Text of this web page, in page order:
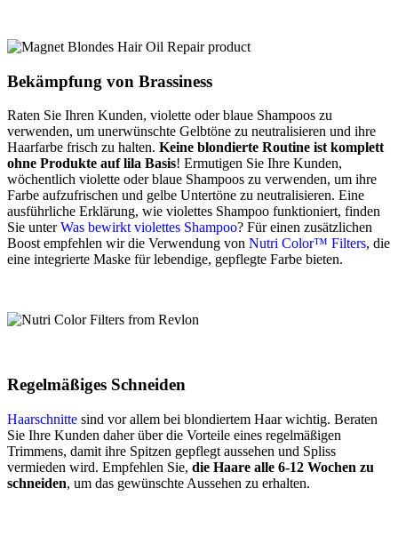
Bekämpfung von Brassiness
Raten Sie Ihren Kunden, violette oder blaue Shampoos zu
verwenden, um unerwünschte Gelbtöne zu neutralisieren und ihre
Haarfarbe frisch zu halten. Keine blondierte Routine ist komplett
ohne Produkte auf lila Basis! Ermutigen Sie Ihre Kunden,
wöchentlich violette oder blaue Shampoos zu verwenden, um ihre
Farbe aufzufrischen und gelbe Untertöne zu neutralisieren. Eine
ausführliche Erklärung, wie violettes Shampoo funktioniert, finden
Sie unterWas bewirkt violettes Shampoo? Für einen zusätzlichen
Boost empfehlen wir die Verwendung von Nutri Color™ Filters, die
eine integrierte Maske für lebendige, gepflegte Farbe bieten.
Regelmäßiges Schneiden
Haarschnitte sind vor allem bei blondiertem Haar wichtig. Beraten
Sie Ihre Kunden daher über die Vorteile eines regelmäßigen
Trimmens, damit ihre Spitzen gepflegt aussehen und Spliss
vermieden wird. Empfehlen Sie, die Haare alle 6-12 Wochen zu
schneiden, um das gewünschte Aussehen zu erhalten.